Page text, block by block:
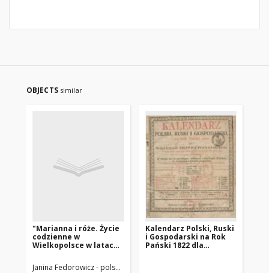
OBJECTS similar
"Marianna i róże. Życie
codzienne w
Wielkopolsce w latach
rodzinnej"
Janina Fedorowicz - polska pisarka
Kalendarz Polski, Ruski
i Gospodarski na Rok
Pański 1822 dla